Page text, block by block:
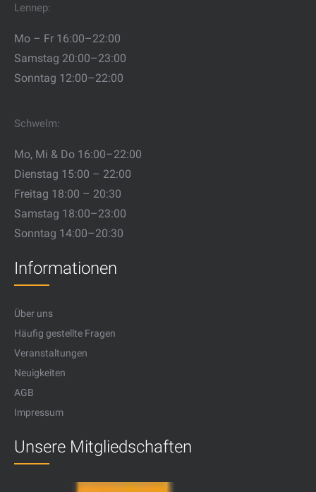
Lennep:
Mo – Fr 16:00–22:00
Samstag 20:00–23:00
Sonntag 12:00–22:00
Schwelm:
Mo, Mi & Do 16:00–22:00
Dienstag 15:00 – 22:00
Freitag 18:00 – 20:30
Samstag 18:00–23:00
Sonntag 14:00–20:30
Informationen
Über uns
Häufig gestellte Fragen
Veranstaltungen
Neuigkeiten
AGB
Impressum
Unsere Mitgliedschaften